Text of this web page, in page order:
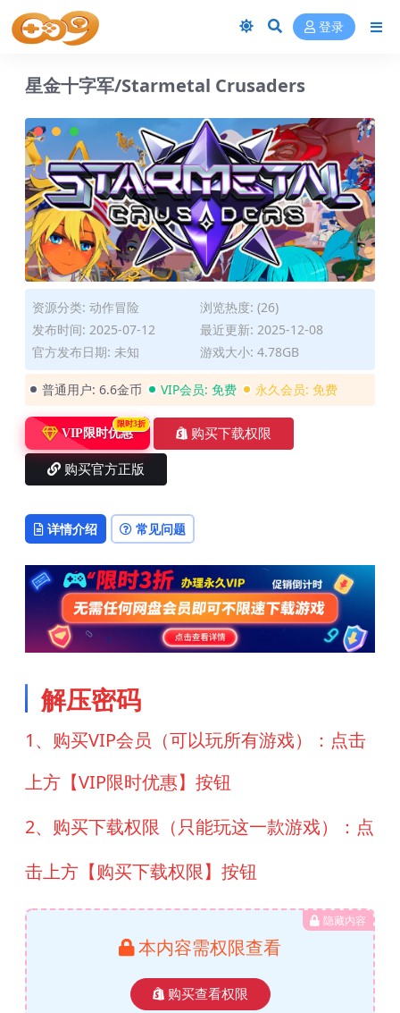
登录
星金十字军/Starmetal Crusaders
资源分类: 动作冒险
浏览热度: (26)
发布时间: 2025-07-12
最近更新: 2025-12-08
官方发布日期: 未知
游戏大小: 4.78GB
普通用户: 6.6金币 VIP会员: 免费 永久会员: 免费
VIP限时优惠
限时3折
购买下载权限
购买官方正版
详情介绍 常见问题
解压密码
1、购买VIP会员（可以玩所有游戏）：点击
上方【VIP限时优惠】按钮
2、购买下载权限（只能玩这一款游戏）：点
击上方【购买下载权限】按钮
隐藏内容
本内容需权限查看
购买查看权限